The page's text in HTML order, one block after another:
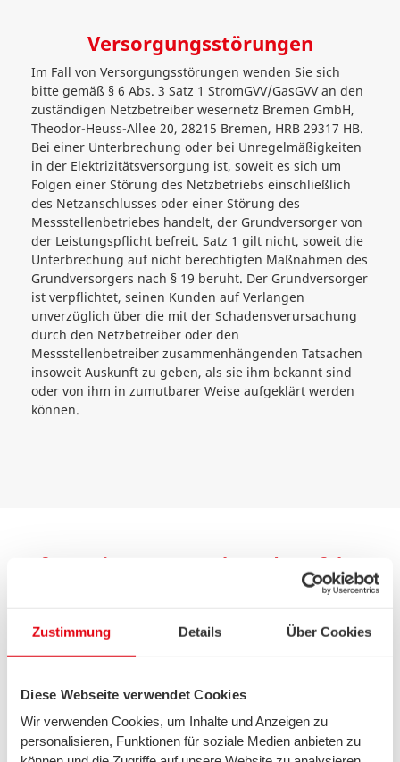
Zustimmung Details Über Cookies
Diese Webseite verwendet Cookies
Wir verwenden Cookies, um Inhalte und Anzeigen zu
personalisieren, Funktionen für soziale Medien anbieten zu
Versorgungsstörungen
Im Fall von Versorgungsstörungen wenden Sie sich
bitte gemäß § 6 Abs. 3 Satz 1 StromGVV/GasGVV an den
zuständigen Netzbetreiber wesernetz Bremen GmbH,
Theodor-Heuss-Allee 20, 28215 Bremen, HRB 29317 HB.
Bei einer Unterbrechung oder bei Unregelmäßigkeiten
in der Elektrizitätsversorgung ist, soweit es sich um
Folgen einer Störung des Netzbetriebs einschließlich
des Netzanschlusses oder einer Störung des
Messstellenbetriebes handelt, der Grundversorger von
der Leistungspflicht befreit. Satz 1 gilt nicht, soweit die
Unterbrechung auf nicht berechtigten Maßnahmen des
Grundversorgers nach § 19 beruht. Der Grundversorger
ist verpflichtet, seinen Kunden auf Verlangen
unverzüglich über die mit der Schadensverursachung
durch den Netzbetreiber oder den
Messstellenbetreiber zusammenhängenden Tatsachen
insoweit Auskunft zu geben, als sie ihm bekannt sind
oder von ihm in zumutbarer Weise aufgeklärt werden
können.
Informationen zu Beschwerdeverfahren
für Telekommunikation im
Kunden stets eine gute und vertrauensvolle Beziehung.
Damit geht die EWE Tel transparent um: Im Folgenden